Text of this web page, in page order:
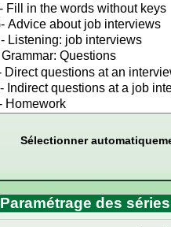
Sélectionner
Paramétrage des